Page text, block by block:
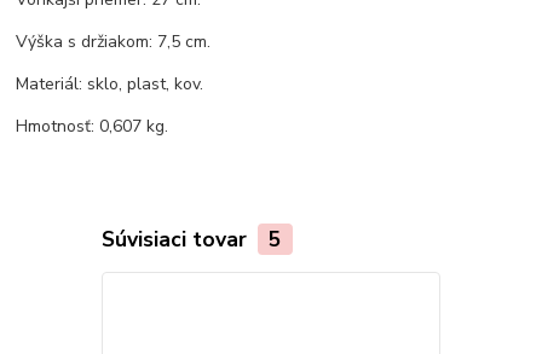
Výška s držiakom: 7,5 cm.
Materiál: sklo, plast, kov.
Hmotnosť: 0,607 kg.
Súvisiaci tovar 5